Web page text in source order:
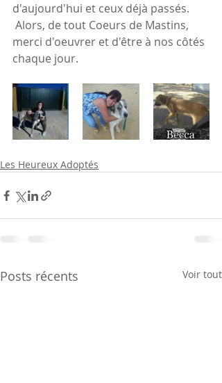
d'aujourd'hui et ceux déjà passés.
merci d'oeuvrer et d'être à nos côtés
chaque jour.
Les Heureux Adoptés
Posts récents Voir tout